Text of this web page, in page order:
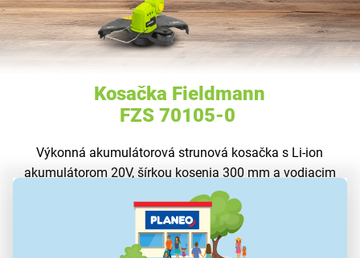
Kosačka Fieldmann
FZS 70105-0
Výkonná akumulátorová strunová kosačka s Li-ion
akumulátorom 20V, šírkou kosenia 300 mm a vodiacim
kolieskom pre presné kosenie.